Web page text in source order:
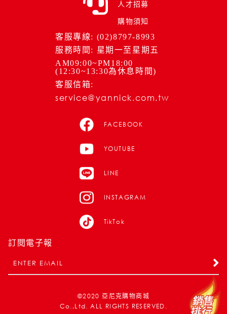
人才招募
購物須知
客服專線: (02)8797-8993
服務時間: 星期一至星期五
AM09:00~PM18:00
(12:30~13:30為休息時間)
客服信箱:
service@yannick.com.tw
FACEBOOK
YOUTUBE
LINE
INSTAGRAM
TikTok
訂閱電子報
©2020 亞尼克購物商城
Co.,Ltd. ALL RIGHTS RESERVED.